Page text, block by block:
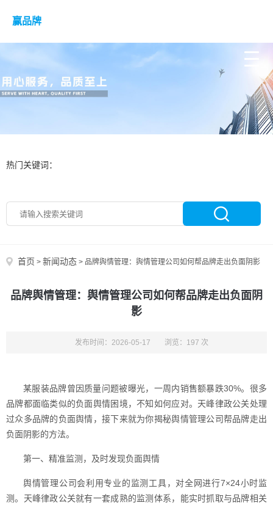
赢品牌
热门关键词：
首页 > 新闻动态 > 品牌舆情管理：舆情管理公司如何帮品牌走出负面阴影
品牌舆情管理：舆情管理公司如何帮品牌走出负面阴
影
发布时间：2026-05-17 浏览：197 次
某服装品牌曾因质量问题被曝光，一周内销售额暴跌30%。很多
品牌都面临类似的负面舆情困境，不知如何应对。天峰律政公关处理
过众多品牌的负面舆情，接下来就为你揭秘舆情管理公司帮品牌走出
负面阴影的方法。
第一、精准监测，及时发现负面舆情
舆情管理公司会利用专业的监测工具，对全网进行7×24小时监
测。天峰律政公关就有一套成熟的监测体系，能实时抓取与品牌相关